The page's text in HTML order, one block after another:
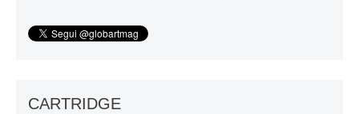
CARTRIDGE